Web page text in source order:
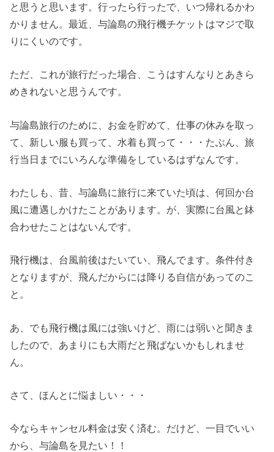
と思うと思います。行ったら行ったで、いつ帰れるかわ
かりません。最近、与論島の飛行機チケットはマジで取
りにくいのです。
ただ、これが旅行だった場合、こうはすんなりとあきら
めきれないと思うんです。
与論島旅行のために、お金を貯めて、仕事の休みを取っ
て、新しい服も買って、水着も買って・・・たぶん、旅
行当日までにいろんな準備をしているはずなんです。
わたしも、昔、与論島に旅行に来ていた頃は、何回か台
風に遭遇しかけたことがあります。が、実際に台風と鉢
合わせたことはないんです。
飛行機は、台風前後はたいてい、飛んでます。条件付き
となりますが、飛んだからには降りる自信があってのこ
と。
あ、でも飛行機は風には強いけど、雨には弱いと聞きま
したので、あまりにも大雨だと飛ばないかもしれませ
ん。
さて、ほんとに悩ましい・・・
今ならキャンセル料金は安く済む。だけど、一目でいい
から、与論島を見たい！！